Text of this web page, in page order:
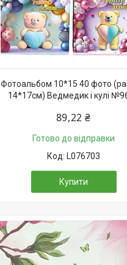
Фотоальбом 10*15 40 фото
14*17см) Ведмедик і кулі
89,22 ₴
Готово до відправки
L076703
Купити